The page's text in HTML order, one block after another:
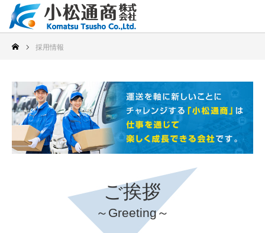
採用情報
ご挨拶
～Greeting～